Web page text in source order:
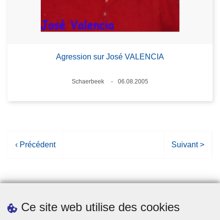
Ce site web utilise des cookies
Agression sur José VALENCIA
Lieux
Schaerbeek
06.08.2005
P
e
r
‹ Précédent
P
e
u
Suivant >